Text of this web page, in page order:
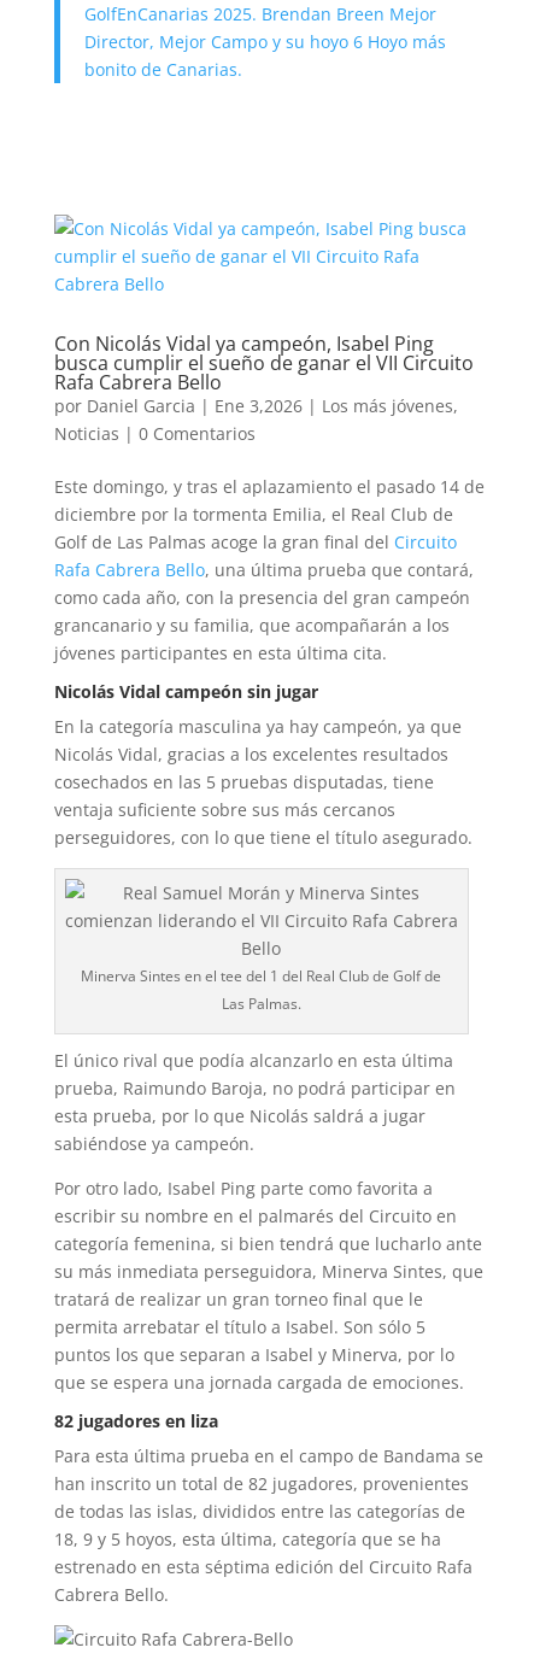
GolfEnCanarias 2025. Brendan Breen Mejor
Director, Mejor Campo y su hoyo 6 Hoyo más
bonito de Canarias.
Con Nicolás Vidal ya campeón, Isabel Ping
busca cumplir el sueño de ganar el VII Circuito
Rafa Cabrera Bello
por Daniel Garcia | Ene 3,2026| Los más jóvenes,
Noticias | 0 Comentarios
Este domingo, y tras el aplazamiento el pasado 14 de
diciembre por la tormenta Emilia, el Real Club de
Golf de Las Palmas acoge la gran final del Circuito
Rafa Cabrera Bello, una última prueba que contará,
como cada año, con la presencia del gran campeón
grancanario y su familia, que acompañarán a los
jóvenes participantes en esta última cita.
Nicolás Vidal campeón sin jugar
En la categoría masculina ya hay campeón, ya que
Nicolás Vidal, gracias a los excelentes resultados
cosechados en las 5 pruebas disputadas, tiene
ventaja suficiente sobre sus más cercanos
perseguidores, con lo que tiene el título asegurado.
Minerva Sintes en el tee del 1 del Real Club de Golf de
Las Palmas.
El único rival que podía alcanzarlo en esta última
prueba, Raimundo Baroja, no podrá participar en
esta prueba, por lo que Nicolás saldrá a jugar
sabiéndose ya campeón.
Por otro lado, Isabel Ping parte como favorita a
escribir su nombre en el palmarés del Circuito en
categoría femenina, si bien tendrá que lucharlo ante
su más inmediata perseguidora, Minerva Sintes, que
tratará de realizar un gran torneo final que le
permita arrebatar el título a Isabel. Son sólo 5
puntos los que separan a Isabel y Minerva, por lo
que se espera una jornada cargada de emociones.
82 jugadores en liza
Para esta última prueba en el campo de Bandama se
han inscrito un total de 82 jugadores, provenientes
de todas las islas, divididos entre las categorías de
18, 9 y 5 hoyos, esta última, categoría que se ha
estrenado en esta séptima edición del Circuito Rafa
Cabrera Bello.